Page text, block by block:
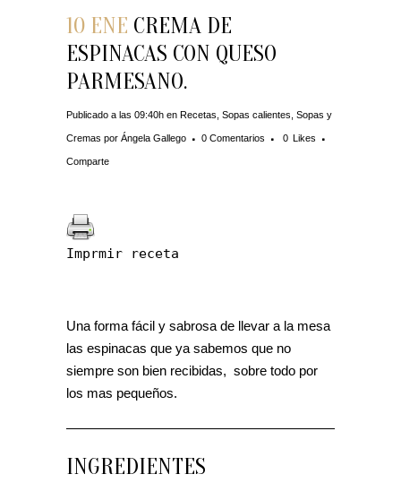
10 ENE CREMA DE
ESPINACAS CON QUESO
PARMESANO.
Publicado a las 09:40h en Recetas Sopas calientes Sopas y
Cremas por Ángela Gallego 0 Comentarios 0 Likes
Comparte
Imprmir receta
Una forma fácil y sabrosa de llevar a la mesa
las espinacas que ya sabemos que no
siempre son bien recibidas, sobre todo por
los mas pequeños.
INGREDIENTES